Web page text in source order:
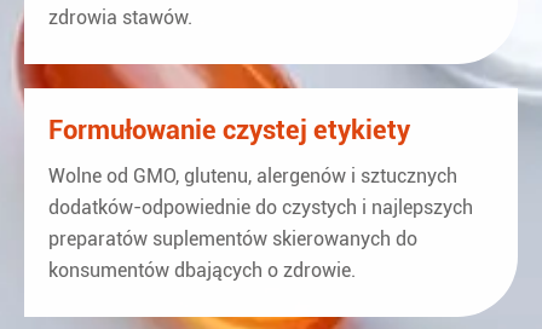
zdrowia stawów.
Formułowanie czystej etykiety
Wolne od GMO, glutenu, alergenów i sztucznych
dodatków-odpowiednie do czystych i najlepszych
preparatów suplementów skierowanych do
konsumentów dbających o zdrowie.